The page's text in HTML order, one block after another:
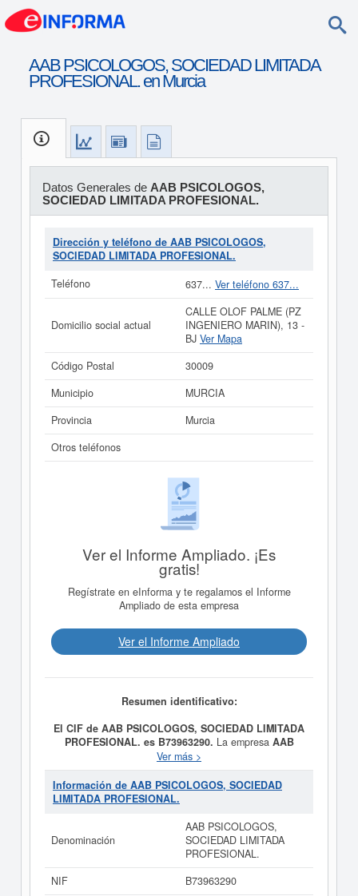
AAB PSICOLOGOS, SOCIEDAD LIMITADA
PROFESIONAL. en Murcia
Datos Generales de AAB PSICOLOGOS,
SOCIEDAD LIMITADA PROFESIONAL.
Dirección y teléfono de AAB PSICOLOGOS,
SOCIEDAD LIMITADA PROFESIONAL.
Teléfono
637... Ver teléfono 637...
Domicilio social actual
CALLE OLOF PALME (PZ
INGENIERO MARIN), 13 -
BJ Ver Mapa
Código Postal
30009
Municipio
MURCIA
Provincia
Murcia
Otros teléfonos
Ver el Informe Ampliado. ¡Es
gratis!
Regístrate en eInforma y te regalamos el Informe
Ampliado de esta empresa
Ver el Informe Ampliado
Resumen identificativo:
El CIF de AAB PSICOLOGOS, SOCIEDAD LIMITADA
PROFESIONAL. es B73963290. La empresa AAB
PSICOLOGOS, SOCIEDAD LIMITADA
PROFESIONAL.tiene como objetivo La sociedad tiene
por objeto el ejercicio de las siguientes actividades
profesionales: Actividades profesionales relacionadas
y laboral. Actividad relacionadas con la sanidad. El
objeto social podra desarrollarse mediante su
participacion y se dió del alta el día 19/05/2017. Esta
8699 - Otras actividades sanitarias n.c.o.p.. Dentro del
Ver más >
Información de AAB PSICOLOGOS, SOCIEDAD
LIMITADA PROFESIONAL.
Denominación
AAB PSICOLOGOS,
SOCIEDAD LIMITADA
PROFESIONAL.
NIF
B73963290